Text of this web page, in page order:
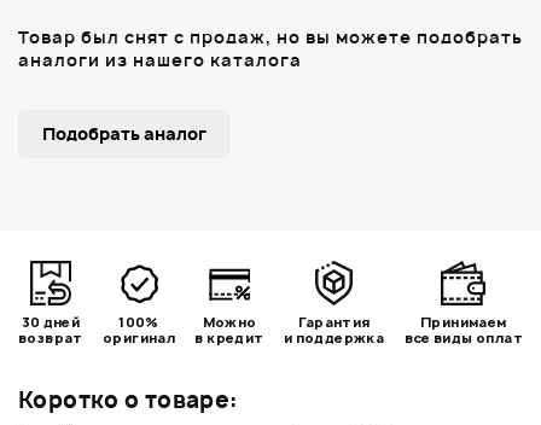
Коротко о товаре:
Товар был снят с продаж, но вы можете подобрать
аналоги из нашего каталога
Подобрать аналог
30 дней
возврат
100%
оригинал
Можно
в кредит
Гарантия
и поддержка
Принимаем
все виды оплат